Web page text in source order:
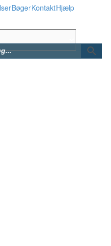
BøgerKontaktHjælp